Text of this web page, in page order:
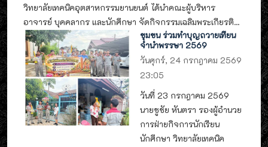
วิทยาลัยเทคนิคอุตสาหกรรมยานยนต์ ได้นำคณะผู้บริหาร
อาจารย์ บุคคลากร และนักศึกษา จัดกิจกรรมเฉลิมพระเกียรติ...
ชุมชน ร่วมทำบุญถวายเทียน
จำนำพรรษา 2569
วันศุกร์, 24 กรกฎาคม 2569
23:05
วันที่ 23 กรกฎาคม 2569
นายชูชัย หันตรา รองผู้อำนวย
การฝ่ายกิจการนักเรียน
นักศึกษา วิทยาลัยเทคนิค